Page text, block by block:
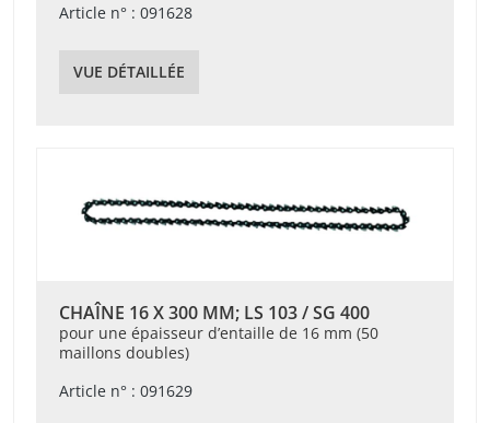
Article n° : 091628
VUE DÉTAILLÉE
CHAÎNE 16 X 300 MM; LS 103 / SG 400
pour une épaisseur d’entaille de 16 mm (50
maillons doubles)
Article n° : 091629